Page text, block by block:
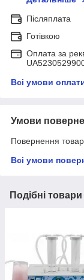
Післяплата
Готівкою
Оплата за
Всі умови
Умови
Повернення
Всі умови
Подібні товари